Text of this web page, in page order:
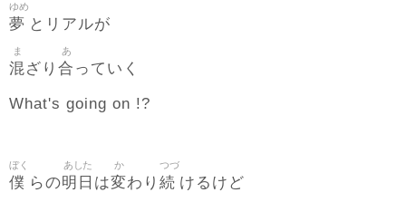
夢
ゆめ
とリアルが
混
ま
ざり 合
あ
っていく
What's going on !?
僕
ぼく
らの明日
あした
は変
か
わり 続
つづ
けるけど